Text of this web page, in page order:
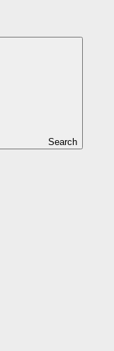
Search